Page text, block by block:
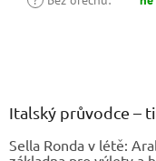
Italský průvodce –
Sella Ronda v létě: